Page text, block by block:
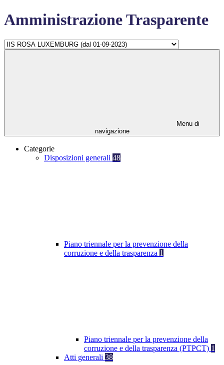
Amministrazione Trasparente
Menu di
navigazione
Categorie
Disposizioni generali 48
Piano triennale per la prevenzione della
corruzione e della trasparenza 1
Piano triennale per la prevenzione della
corruzione e della trasparenza (PTPCT) 1
Atti generali 38